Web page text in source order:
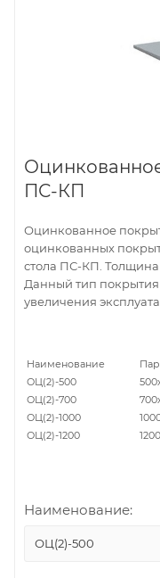
ПС-КП
Оцинкованное
оцинкованных
стола ПС-КП. Толщина
Данный тип покрытия
увеличения
Наименование
ОЦ(2)-500
ОЦ(2)-700
ОЦ(2)-1000
ОЦ(2)-1200
Наименование:
ОЦ(2)-500